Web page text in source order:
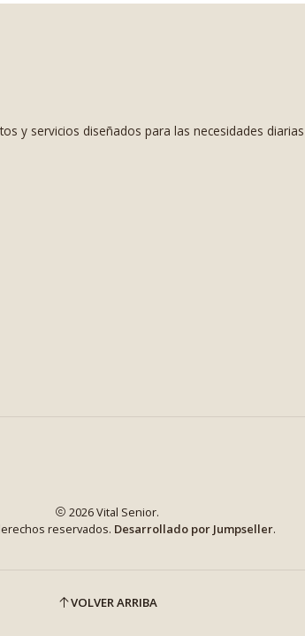
y servicios diseñados para las necesidades
2026 Vital Senior.
reservados. Desarrollado por Jumpseller.
VOLVER ARRIBA